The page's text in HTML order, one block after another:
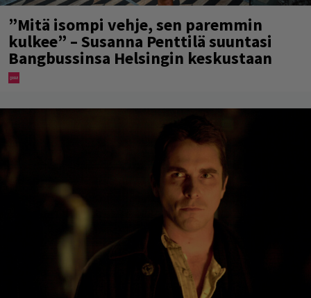
”Mitä isompi vehje, sen paremmin
kulkee” – Susanna Penttilä suuntasi
Bangbussinsa Helsingin keskustaan